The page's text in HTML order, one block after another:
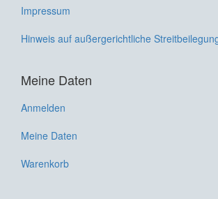
Impressum
Hinweis auf außergerichtliche
Meine Daten
Anmelden
Meine Daten
Warenkorb